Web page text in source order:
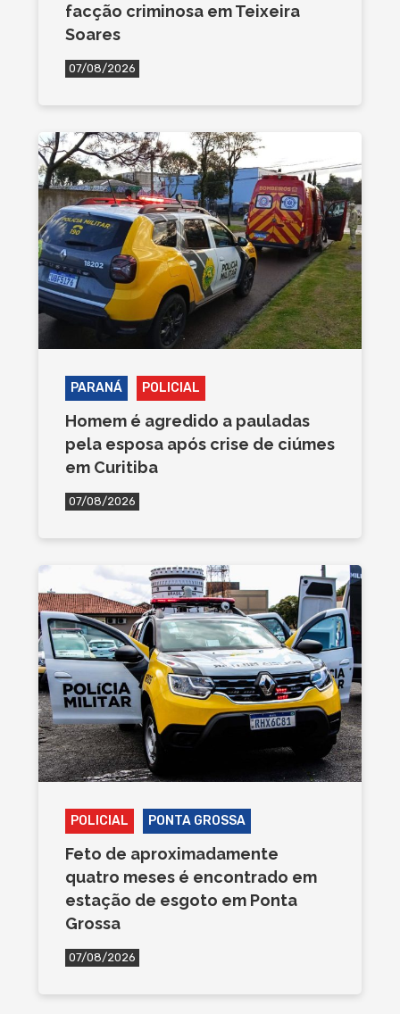
facção criminosa em Teixeira
Soares
07/08/2026
PARANÁ POLICIAL
Homem é agredido a pauladas
pela esposa após crise de ciúmes
em Curitiba
07/08/2026
POLICIAL PONTA GROSSA
Feto de aproximadamente
quatro meses é encontrado em
estação de esgoto em Ponta
Grossa
07/08/2026